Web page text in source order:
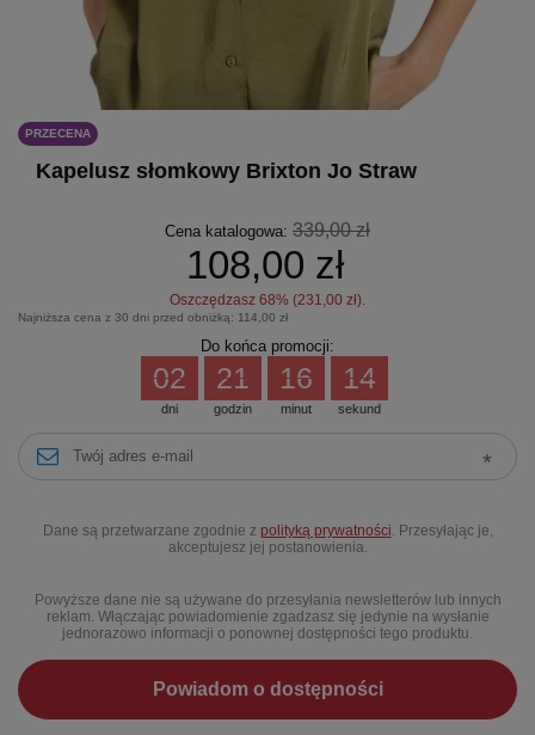
PRZECENA
Kapelusz słomkowy Brixton Jo Straw
Cena katalogowa: 339,00 zł
108,00 zł
Oszczędzasz 68% (231,00 zł).
Najniższa cena z 30 dni przed obniżką: 114,00 zł
Do końca promocji:
dni
02
godzin
21
minut
16
sekund
13
Dane są przetwarzane zgodnie z polityką prywatności . Przesyłając je,
akceptujesz jej postanowienia.
Powyższe dane nie są używane do przesyłania newsletterów lub innych
reklam. Włączając powiadomienie zgadzasz się jedynie na wysłanie
jednorazowo informacji o ponownej dostępności tego produktu.
Powiadom o dostępności